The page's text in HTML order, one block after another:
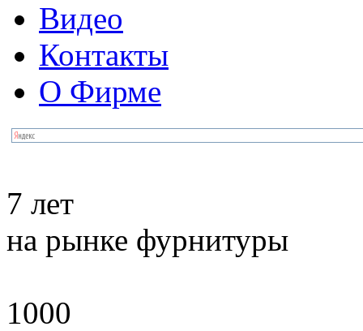
Видео
Контакты
О Фирме
7 лет
на рынке фурнитуры
1000